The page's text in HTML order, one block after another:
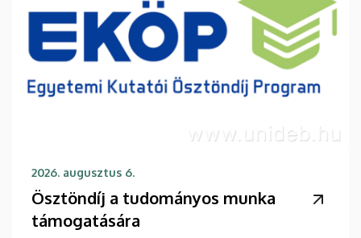
2026. augusztus 6.
Ösztöndíj a tudományos munka
támogatására